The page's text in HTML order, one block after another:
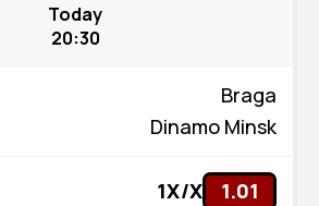
Today
20:30
Braga
Dinamo Minsk
1X/X 1.01